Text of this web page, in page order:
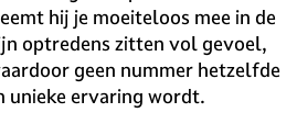
hij je moeiteloos mee in de
optredens zitten vol gevoel,
geen nummer hetzelfde
unieke ervaring wordt.